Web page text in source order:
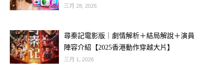
三月 28, 2026
尋秦記電影版｜劇情解析＋結局解說＋演員
陣容介紹【2025香港動作穿越大片】
三月 1, 2026